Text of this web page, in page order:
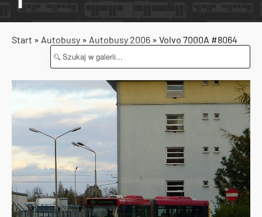
Start » Autobusy » Autobusy 2006 » Volvo 7000A #8064